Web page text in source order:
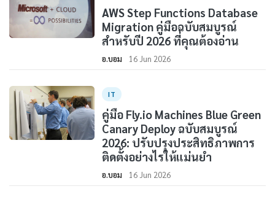
AWS Step Functions Database
Migration คู่มือฉบับสมบูรณ์
สำหรับปี 2026 ที่คุณต้องอ่าน
อ.บอม 16 Jun 2026
IT
คู่มือ Fly.io Machines Blue Green
Canary Deploy ฉบับสมบูรณ์
2026: ปรับปรุงประสิทธิภาพการ
ติดตั้งอย่างไรให้แม่นยำ
อ.บอม 16 Jun 2026